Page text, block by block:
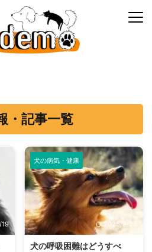
・記事一覧
犬の病気・健康
2025/9/26
犬の呼吸困難はどうすべ